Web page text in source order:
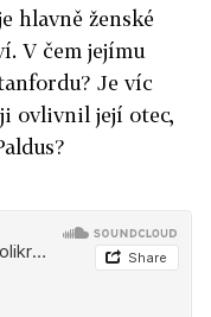
hlavně ženské
V čem jejímu
Je víc
ovlivnil její otec,